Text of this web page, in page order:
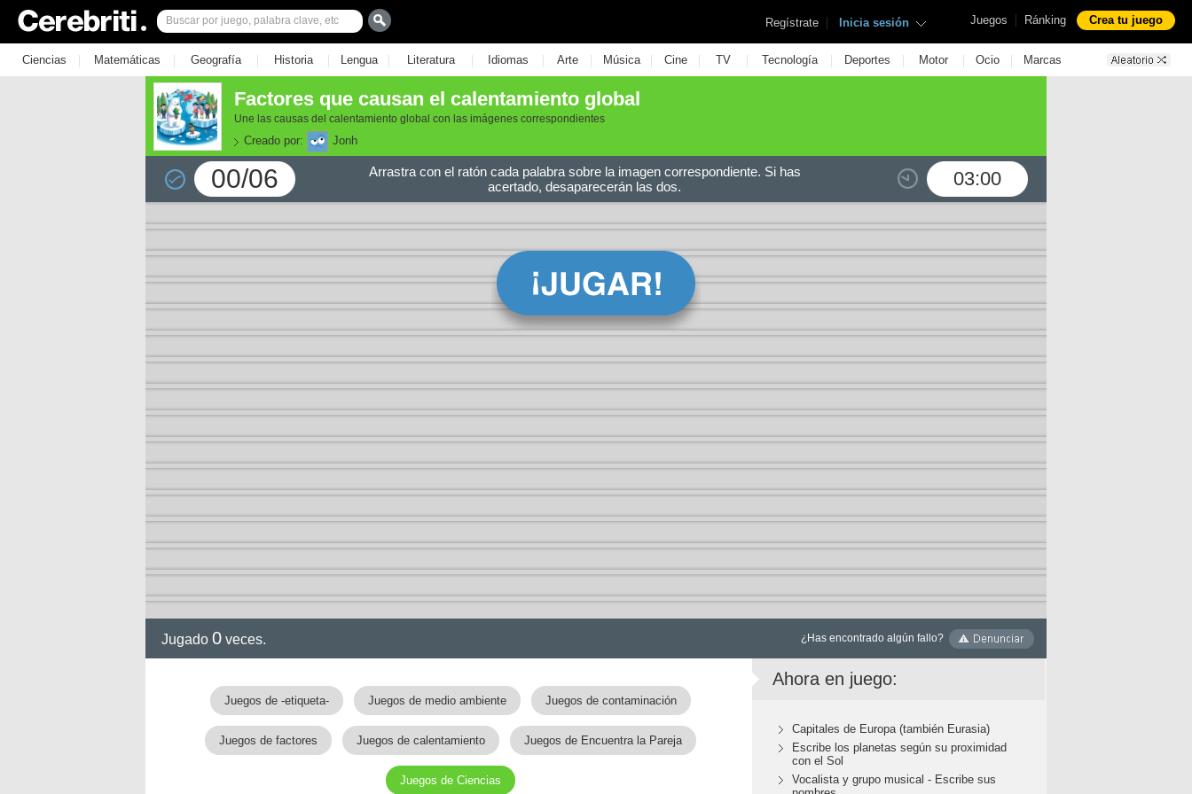
Juegos | Ránking Crea tu juego
Regístrate | Inicia sesión
Ciencias | Matemáticas | Geografía | Historia | Lengua | Literatura | Idiomas | Arte | Música | Cine | TV | Tecnología | Deportes | Motor | Ocio | Marcas
Factores que causan el calentamiento global
Une las causas del calentamiento global con las imágenes correspondientes
Creado por: Jonh
00/06 03:00
Arrastra con el ratón cada palabra sobre la imagen correspondiente. Si has
acertado, desaparecerán las dos.
Jugado 0 veces. ¿Has encontrado algún fallo?
Juegos de -etiqueta- Juegos de medio ambiente Juegos de contaminación
Juegos de factores Juegos de calentamiento Juegos de Encuentra la Pareja
Juegos de Ciencias
Ahora en juego:
Capitales de Europa (también Eurasia)
Escribe los planetas según su proximidad
con el Sol
Vocalista y grupo musical - Escribe sus